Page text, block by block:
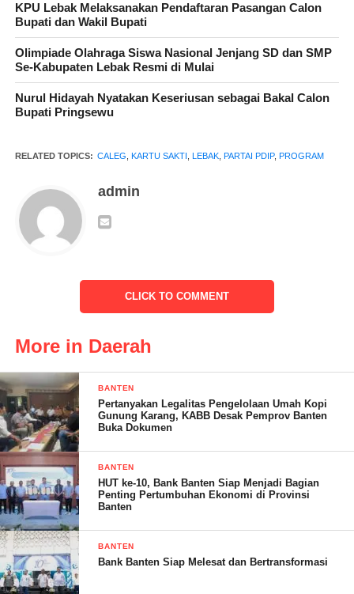
IKLAN FOKAR 24
pelayanan masyarakat hanya menggunakan satu kartu yaitu KTP
sakti untuk warga penerima manfaat. Terang nya
Junaedi Ibnu jarta mengajak kepada para kader atau relawan
Ganjar mahpud untuk turun langsung secara door to door dan
komitmen dari Ganjar Mahpud.tukasnya
Indra – RG
Post Views: 21
KPU Lebak Melaksanakan Pendaftaran Pasangan Calon
Bupati dan Wakil Bupati
Olimpiade Olahraga Siswa Nasional Jenjang SD dan SMP
Se-Kabupaten Lebak Resmi di Mulai
Nurul Hidayah Nyatakan Keseriusan sebagai Bakal Calon
Bupati Pringsewu
RELATED TOPICS: CALEG KARTU SAKTI LEBAK, PARTAI PDIP, PROGRAM
admin
CLICK TO COMMENT
More in Daerah
BANTEN
Pertanyakan Legalitas Pengelolaan Umah Kopi
Gunung Karang, KABB Desak Pemprov Banten
Buka Dokumen
BANTEN
HUT ke-10, Bank Banten Siap Menjadi Bagian
Penting Pertumbuhan Ekonomi di Provinsi
Banten
BANTEN
Bank Banten Siap Melesat dan Bertransformasi